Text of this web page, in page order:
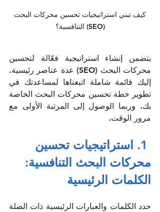
كيف تبني استراتيجيات تحسين محركات البحث
(SEO) التنافسية؟
مرور الوقت.
1. استراتيجيات تحسين
محركات البحث التنافسية:
الكلمات الرئيسية